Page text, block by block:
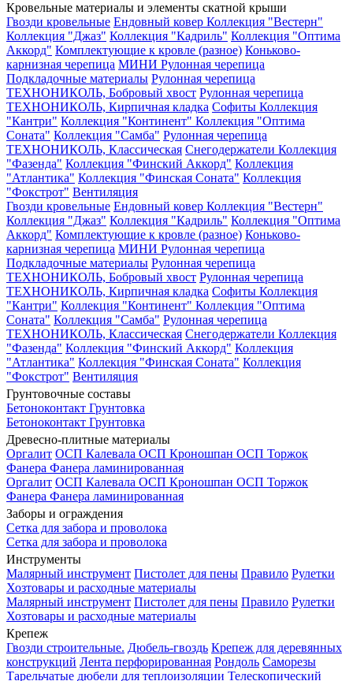
Кровельные материалы и элементы скатной крыши
Гвозди кровельные Ендовный ковер Коллекция "Вестерн"
Коллекция "Джаз" Коллекция "Кадриль" Коллекция "Оптима
Аккорд" Комплектующие к кровле (разное) Коньково-
карнизная черепица МИНИ Рулонная черепица
Подкладочные материалы Рулонная черепица
ТЕХНОНИКОЛЬ, Бобровый хвост Рулонная черепица
ТЕХНОНИКОЛЬ, Кирпичная кладка Софиты Коллекция
"Кантри" Коллекция "Континент" Коллекция "Оптима
Соната" Коллекция "Самба" Рулонная черепица
ТЕХНОНИКОЛЬ, Классическая Снегодержатели Коллекция
"Фазенда" Коллекция "Финский Аккорд" Коллекция
"Атлантика" Коллекция "Финская Соната" Коллекция
"Фокстрот" Вентиляция
Гвозди кровельные Ендовный ковер Коллекция "Вестерн"
Коллекция "Джаз" Коллекция "Кадриль" Коллекция "Оптима
Аккорд" Комплектующие к кровле (разное) Коньково-
карнизная черепица МИНИ Рулонная черепица
Подкладочные материалы Рулонная черепица
ТЕХНОНИКОЛЬ, Бобровый хвост Рулонная черепица
ТЕХНОНИКОЛЬ, Кирпичная кладка Софиты Коллекция
"Кантри" Коллекция "Континент" Коллекция "Оптима
Соната" Коллекция "Самба" Рулонная черепица
ТЕХНОНИКОЛЬ, Классическая Снегодержатели Коллекция
"Фазенда" Коллекция "Финский Аккорд" Коллекция
"Атлантика" Коллекция "Финская Соната" Коллекция
"Фокстрот" Вентиляция
Грунтовочные составы
Бетоноконтакт Грунтовка
Бетоноконтакт Грунтовка
Древесно-плитные материалы
Оргалит ОСП Калевала ОСП Кроношпан ОСП Торжок
Фанера Фанера ламинированная
Оргалит ОСП Калевала ОСП Кроношпан ОСП Торжок
Фанера Фанера ламинированная
Заборы и ограждения
Сетка для забора и проволока
Сетка для забора и проволока
Инструменты
Малярный инструмент Пистолет для пены Правило Рулетки
Хозтовары и расходные материалы
Малярный инструмент Пистолет для пены Правило Рулетки
Хозтовары и расходные материалы
Крепеж
Гвозди строительные. Дюбель-гвоздь Крепеж для деревянных
конструкций Лента перфорированная Рондоль Саморезы
Тарельчатые дюбели для теплоизоляции Телескопический